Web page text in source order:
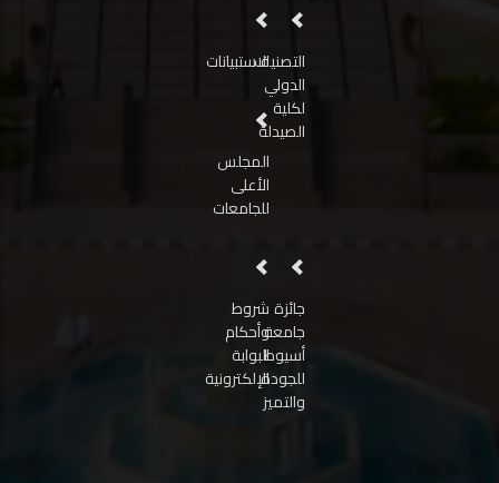
التصنيف
الدولي
لكلية
الصيدلة
الاستبيانات
المجلس
الأعلى
للجامعات
جائزة
جامعة
أسيوط
للجودة
والتميز
شروط
وأحكام
البوابة
الإلكترونية